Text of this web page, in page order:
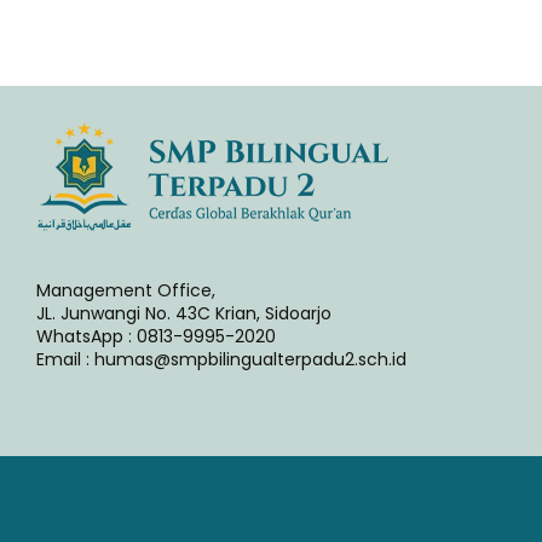
Management Office,
JL. Junwangi No. 43C Krian, Sidoarjo
WhatsApp : 0813-9995-2020
Email : humas@smpbilingualterpadu2.sch.id